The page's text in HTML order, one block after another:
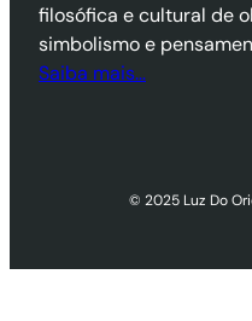
filosófica e cultural de
simbolismo e
Saiba mais…
© 2025 Luz Do